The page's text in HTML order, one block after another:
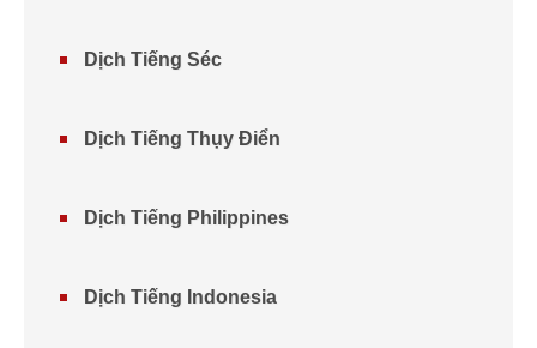
Dịch Tiếng Séc
Dịch Tiếng Thụy Điển
Dịch Tiếng Philippines
Dịch Tiếng Indonesia